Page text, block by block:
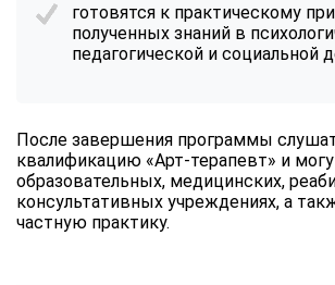
готовятся к практическому
полученных знаний в
педагогической и социальной
После завершения программы
квалификацию «Арт-терапевт» и
образовательных, медицинских,
консультативных учреждениях, а
частную практику.